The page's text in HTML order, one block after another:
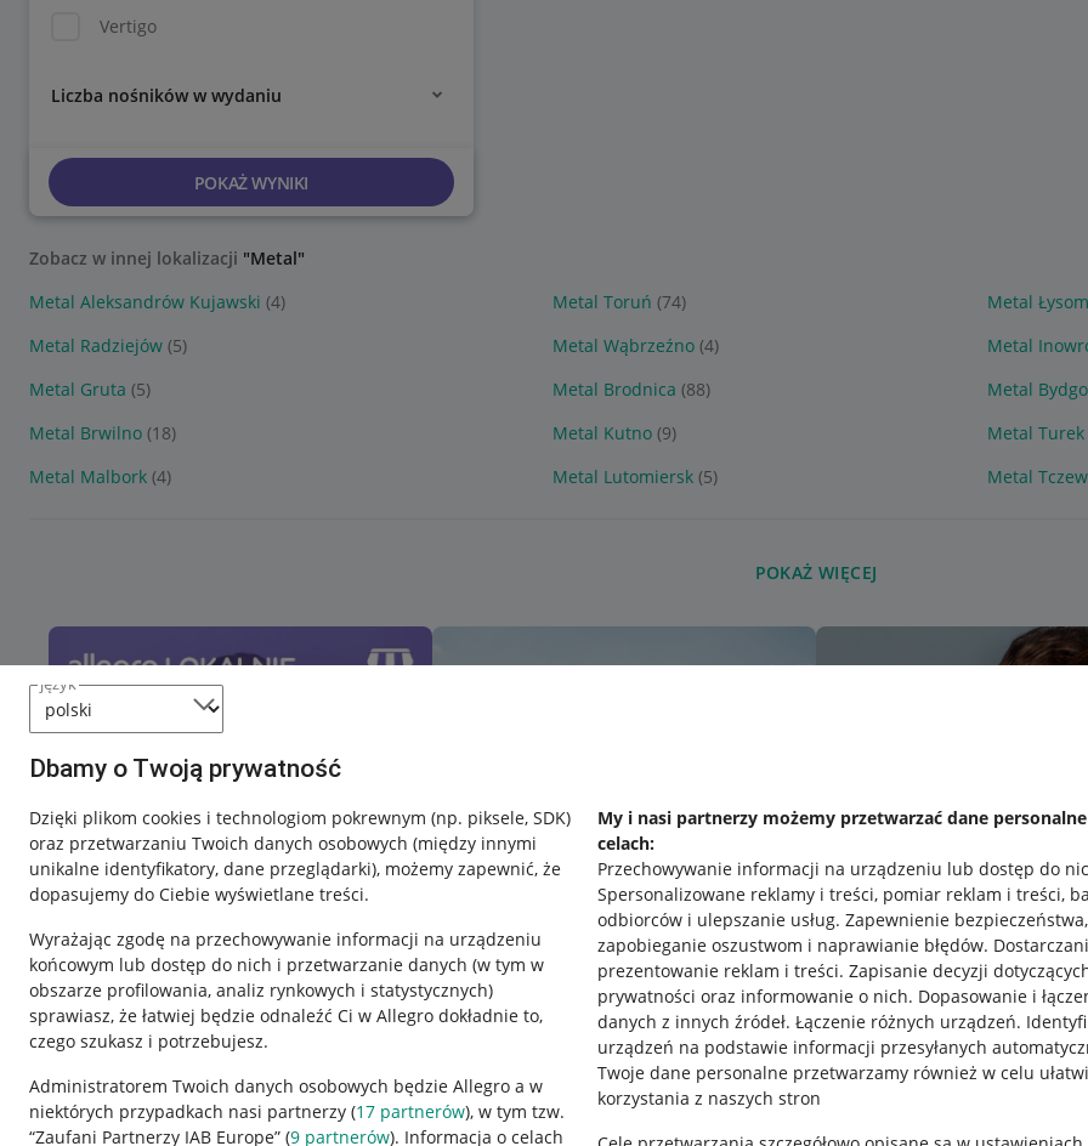
język
Dbamy o Twoją prywatność
Dzięki plikom cookies i technologiom pokrewnym (np. piksele, SDK)
oraz przetwarzaniu Twoich danych osobowych (między innymi
unikalne identyfikatory, dane przeglądarki), możemy zapewnić, że
dopasujemy do Ciebie wyświetlane treści.
Wyrażając zgodę na przechowywanie informacji na urządzeniu
końcowym lub dostęp do nich i przetwarzanie danych (w tym w
obszarze profilowania, analiz rynkowych i statystycznych)
sprawiasz, że łatwiej będzie odnaleźć Ci w Allegro dokładnie to,
czego szukasz i potrzebujesz.
Administratorem Twoich danych osobowych będzie Allegro a w
niektórych przypadkach nasi partnerzy (17 partnerów), w tym tzw.
“Zaufani Partnerzy IAB Europe” (9 partnerów). Informacja o celach
My i nasi partnerzy możemy przetwarzać dane
celach:
Przechowywanie informacji na urządzeniu lub dostęp do
Spersonalizowane reklamy i treści, pomiar reklam i treści,
odbiorców i ulepszanie usług. Zapewnienie bezpieczeństwa,
zapobieganie oszustwom i naprawianie błędów.
prezentowanie reklam i treści. Zapisanie decyzji
prywatności oraz informowanie o nich. Dopasowanie i
danych z innych źródeł. Łączenie różnych urządzeń.
urządzeń na podstawie informacji przesyłanych
Twoje dane personalne przetwarzamy również w celu
korzystania z naszych stron
Vertigo
Liczba nośników w wydaniu
POKAŻ WYNIKI
Zobacz w innej lokalizacji "Metal"
Metal Aleksandrów Kujawski (4) Metal Toruń (74) Metal
Metal Radziejów (5) Metal Wąbrzeźno (4) Metal
Metal Gruta (5) Metal Brodnica (88) Metal
Metal Brwilno (18) Metal Kutno (9) Metal Turek
Metal Malbork (4) Metal Lutomiersk (5) Metal Tczew
POKAŻ WIĘCEJ
Przydatne informacje
Jak to działa
Regulamin
Pobierz aplikację